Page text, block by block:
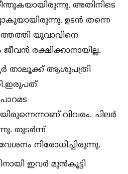
അതിനിടെ
ഉടന്‍ തന്നെ
യുവാവിനെ
രക്ഷിക്കാനായില്ല.
താലൂക്ക് ആശുപത്രി
വിവരം. ചിലര്‍
തുടര്‍ന്ന്
നിരോധിച്ചിരുന്നു.
ഇവര്‍ മുന്‍കൂട്ടി